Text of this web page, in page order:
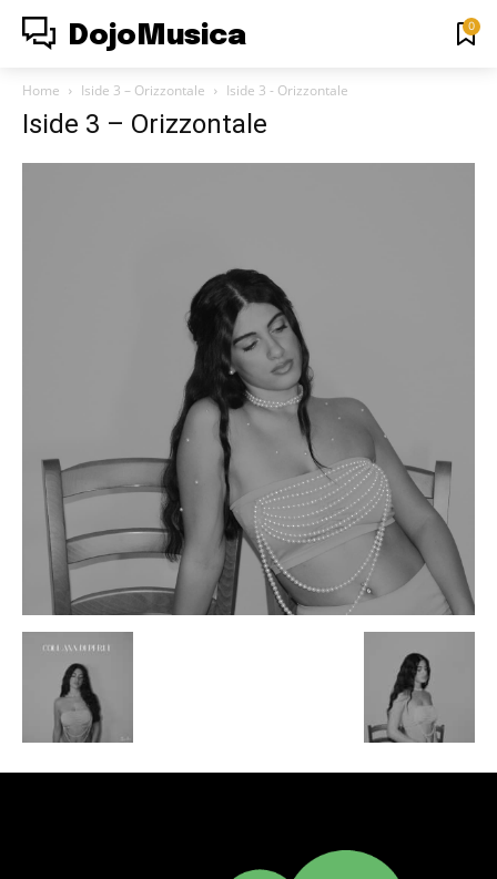
DojoMusica 0
Home Iside 3 – Orizzontale Iside 3 - Orizzontale
Iside 3 – Orizzontale